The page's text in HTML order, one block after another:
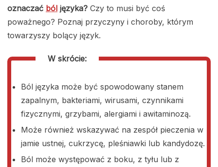
oznaczać ból języka? Czy to musi być coś
poważnego? Poznaj przyczyny i choroby, którym
towarzyszy bolący język.
W skrócie:
Ból języka może być spowodowany stanem
zapalnym, bakteriami, wirusami, czynnikami
fizycznymi, grzybami, alergiami i awitaminozą.
Może również wskazywać na zespół pieczenia w
jamie ustnej, cukrzycę, pleśniawki lub kandydozę.
Ból może występować z boku, z tyłu lub z